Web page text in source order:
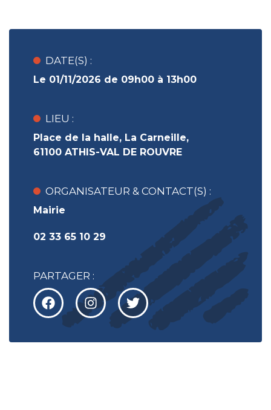
DATE(S) :
Le 01/11/2026 de 09h00 à 13h00
LIEU :
Place de la halle, La Carneille,
61100 ATHIS-VAL DE ROUVRE
ORGANISATEUR & CONTACT(S) :
Mairie
02 33 65 10 29
PARTAGER :